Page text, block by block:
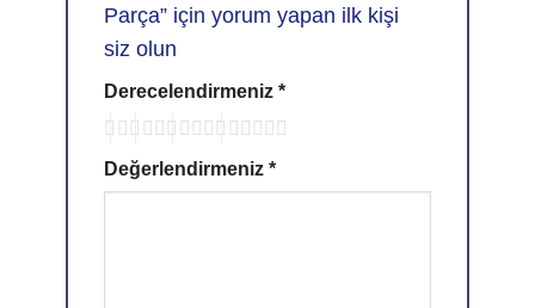
Parça” için yorum yapan ilk kişi
siz olun
Derecelendirmeniz*
Değerlendirmeniz*